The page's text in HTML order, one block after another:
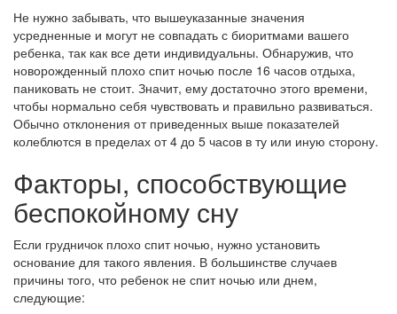
Не нужно забывать, что вышеуказанные значения
усредненные и могут не совпадать с биоритмами вашего
ребенка, так как все дети индивидуальны. Обнаружив, что
новорожденный плохо спит ночью после 16 часов отдыха,
паниковать не стоит. Значит, ему достаточно этого времени,
чтобы нормально себя чувствовать и правильно развиваться.
Обычно отклонения от приведенных выше показателей
колеблются в пределах от 4 до 5 часов в ту или иную сторону.
Факторы, способствующие
беспокойному сну
Если грудничок плохо спит ночью, нужно установить
основание для такого явления. В большинстве случаев
причины того, что ребенок не спит ночью или днем,
следующие: